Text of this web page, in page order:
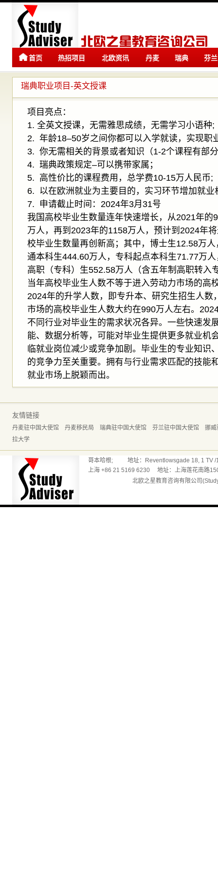
首页 热招项目 北欧资讯 丹麦
留学
瑞典
留学
芬兰
瑞典职业项目-英文授课
项目亮点：
1. 全英文授课，无需雅思成绩，无需学习小语种;
2. 年龄18–50岁之间你都可以入学就读，实现职
3. 你无需相关的背景或者知识（1-2个课程有部
4. 瑞典政策规定–可以携带家属；
5. 高性价比的课程费用，总学费10-15万人民币;
6. 以在欧洲就业为主要目的，实习环节增加就业
7. 申请截止时间：2024年3月31号
我国高校毕业生数量连年快速增长，从2021年的
万人，再到2023年的1158万人，预计到2024年
校毕业生数量再创新高；其中，博士生12.58万
通本科生444.60万人，专科起点本科生71.77万
高职（专科）生552.58万人（含五年制高职转入
当年高校毕业生人数不等于进入劳动力市场的高
2024年的升学人数，即专升本、研究生招生人数
市场的高校毕业生人数大约在990万人左右。
不同行业对毕业生的需求状况各异。一些快速发
能、数据分析等，可能对毕业生提供更多就业机
临就业岗位减少或竞争加剧。毕业生的专业知识
的竞争力至关重要。拥有与行业需求匹配的技能
就业市场上脱颖而出。
友情链接
丹麦驻中国大使馆 丹麦移民局 瑞典驻中国大使馆 芬兰驻中国大使馆
挪威
拉大学
哥本哈根; 地址：Reventlowsgade 18, 1 TV /
上海 +86 21 5169 6230 地址：上海莲花南路
北欧之星教育咨询有限公司